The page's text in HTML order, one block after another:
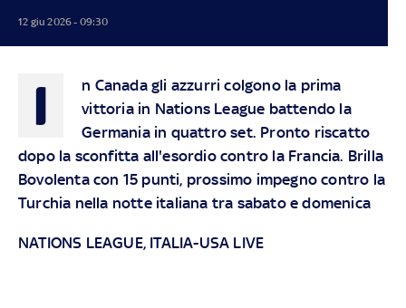
12 giu 2026 - 09:30
I
n Canada gli azzurri colgono la prima
vittoria in Nations League battendo la
Germania in quattro set. Pronto riscatto
dopo la sconfitta all'esordio contro la Francia. Brilla
Bovolenta con 15 punti, prossimo impegno contro la
Turchia nella notte italiana tra sabato e domenica
NATIONS LEAGUE, ITALIA-USA LIVE